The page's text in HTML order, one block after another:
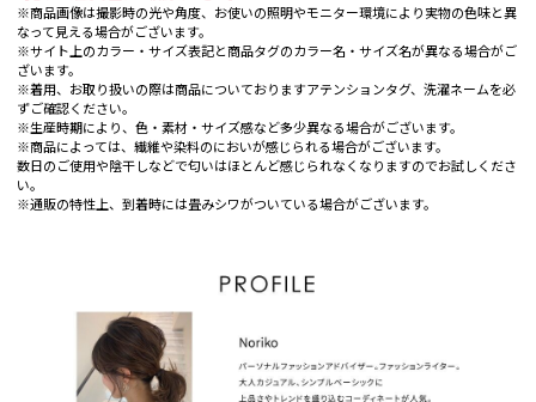
※商品画像は撮影時の光や角度、お使いの照明やモニター環境により実物の色味と異
なって見える場合がございます。
※サイト上のカラー・サイズ表記と商品タグのカラー名・サイズ名が異なる場合がご
ざいます。
※着用、お取り扱いの際は商品についておりますアテンションタグ、洗濯ネームを必
ずご確認ください。
※生産時期により、色・素材・サイズ感など多少異なる場合がございます。
※商品によっては、繊維や染料のにおいが感じられる場合がございます。
数日のご使用や陰干しなどで匂いはほとんど感じられなくなりますのでお試しくださ
い。
※通販の特性上、到着時には畳みシワがついている場合がございます。